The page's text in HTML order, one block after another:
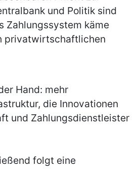
und Politik sind
Zahlungssystem käme
privatwirtschaftlichen
Hand: mehr
die Innovationen
und Zahlungsdienstleister
folgt eine